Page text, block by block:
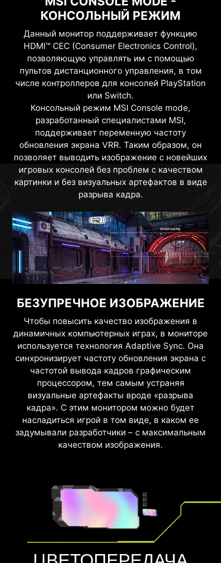
КОНСОЛЬНЫЙ РЕЖИМ
Данный монитор поддерживает функцию
HDMI™ CEC (Consumer Electronics Control),
позволяющую управлять им с помощью
пультов дистанционного управления, в том
числе контроллеров для консолей PlayStation
или Switch.
Консольный режим MSI Console mode,
разработанный специалистами MSI,
поддерживает переменную частоту
обновления экрана VRR. Таким образом, он
позволяет выводить изображение с новейших
игровых консолей без проблем с качеством
картинки и без визуальных артефактов в виде
разрыва кадра.
БЕЗУПРЕЧНОЕ ИЗОБРАЖЕНИЕ
Чтобы повысить качество изображения в
динамичных компьютерных играх, в мониторе
используется технология Adaptive Sync. Она
синхронизирует частоту обновления экрана с
частотой вывода кадров графическим
процессором, тем самым устраняя
визуальные артефакты вроде «разрыва
кадра». С этим монитором можно будет
насладиться игрой в том виде, в каком ее
задумывали разработчики – с максимальным
качеством изображения.